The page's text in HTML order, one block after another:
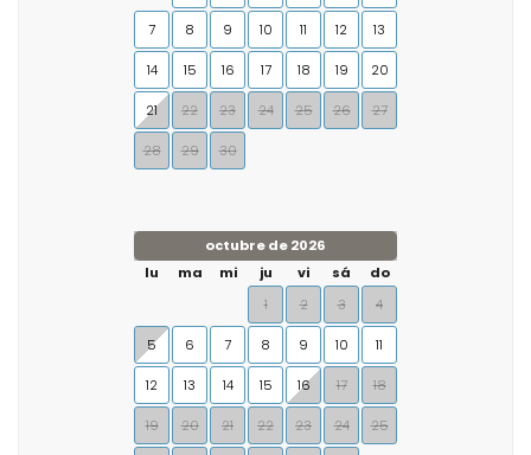
7 8 9 10 11 12 13
14 15 16 17 18 19 20
21 22 23 24 25 26 27
28 29 30
octubre de 2026
lu
ma mi ju vi sá
do
1
2 3 4
5 6 7 8 9 10 11
12 13 14 15 16 17 18
19 20 21 22 23 24 25